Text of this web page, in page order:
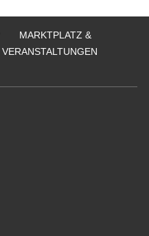
MARKTPLATZ &
VERANSTALTUNGEN